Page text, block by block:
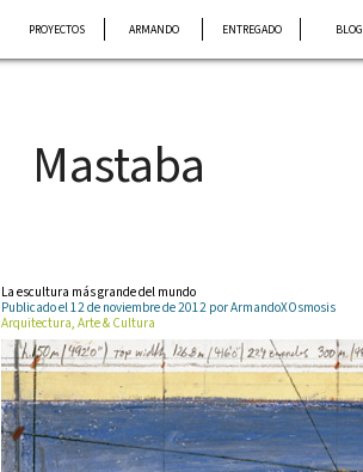
PROYECTOS ARMANDO ENTREGADO BLOG
Mastaba
La escultura más grande del mundo
Publicado el 12 de noviembre de 2012 por ArmandoXOsmosis
Arquitectura, Arte & Cultura